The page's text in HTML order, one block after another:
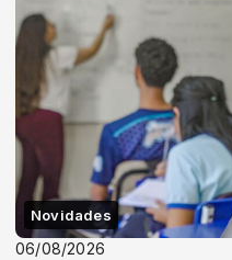
Novidades
06/08/2026